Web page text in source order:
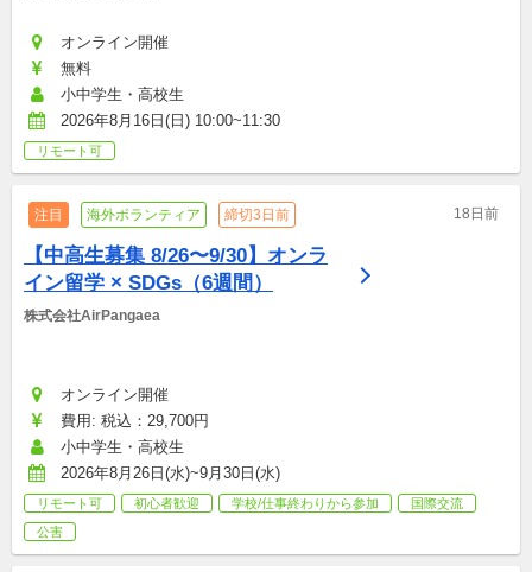
オンライン開催
無料
小中学生・高校生
2026年8月16日(日) 10:00~11:30
リモート可
注目 海外ボランティア 締切3日前 18日前
【中高生募集 8/26〜9/30】オンラ
イン留学 × SDGs（6週間）
株式会社AirPangaea
オンライン開催
費用: 税込：29,700円
小中学生・高校生
2026年8月26日(水)~9月30日(水)
リモート可 初心者歓迎 学校/仕事終わりから参加
国際交流
公害